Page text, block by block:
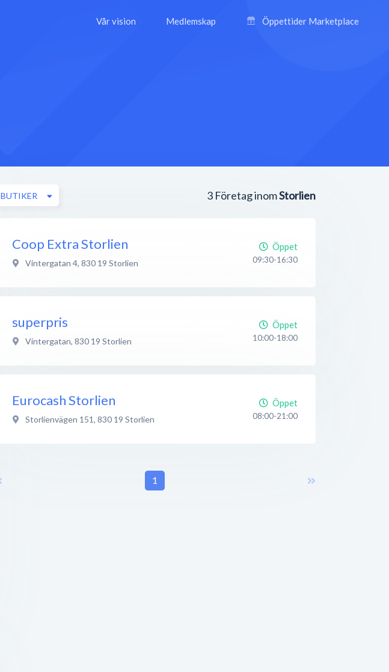
Vår vision Medlemskap Öppettider Marketplace
3 Företag inomStorlien
BUTIKER
Coop Extra Storlien
Vintergatan 4, 830 19 Storlien
Öppet
09:30-16:30
superpris
Vintergatan, 830 19 Storlien
Öppet
10:00-18:00
Eurocash Storlien
Storlienvägen 151, 830 19 Storlien
Öppet
08:00-21:00
1